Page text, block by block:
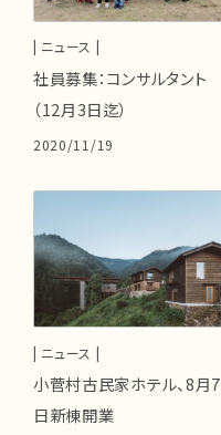
| ニュース |
社員募集：コンサルタント
（12月3日迄）
2020/11/19
| ニュース |
小菅村古民家ホテル、8月7
日新棟開業